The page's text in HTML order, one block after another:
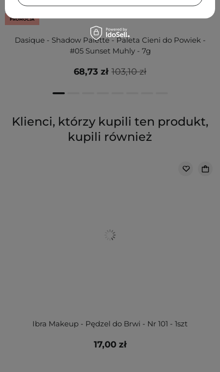
PROMOCJA
Dasique - Shadow Palette - Paleta Cieni do Powiek -
#05 Sunset Muhly - 7g
103,10 zł
68,73 zł
Klienci, którzy kupili ten produkt,
kupili również
Ibra Makeup - Pędzel do Brwi - Nr 101 - 1szt
17,00 zł